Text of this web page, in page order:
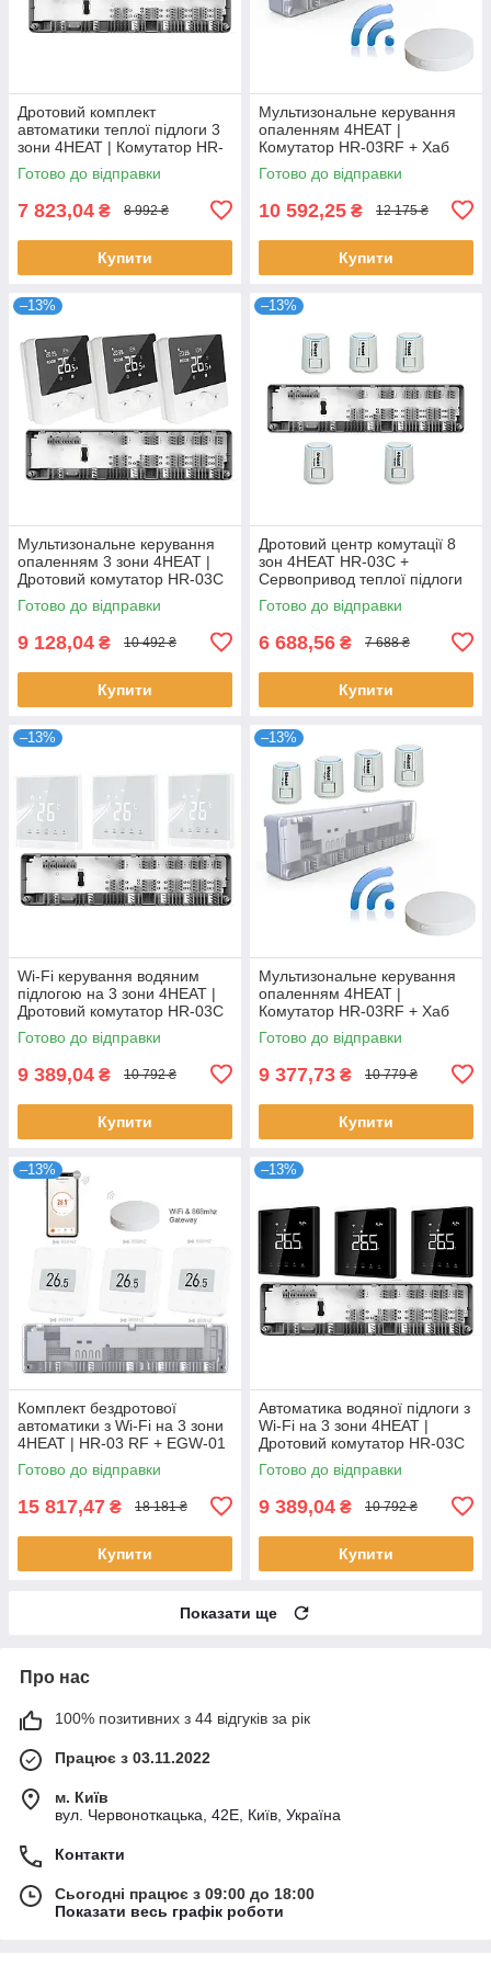
Дротовий комплект
автоматики теплої підлоги 3
зони 4HEAT | Комутатор HR-
03C + Терморегулятор HT-02
(3 шт)
Готово до відправки
7 823,04 ₴ 8 992 ₴
Купити
Мультизональне керування
опаленням 4HEAT |
Комутатор HR-03RF + Хаб
EGW01 + Сервопривод ATR
(6 шт.)
Готово до відправки
10 592,25 ₴ 12 175 ₴
Купити
–13%
Мультизональне керування
опаленням 3 зони 4HEAT |
Дротовий комутатор HR-03C
+ Терморегулятор HT-25 (3
шт)
Готово до відправки
9 128,04 ₴ 10 492 ₴
Купити
–13%
Дротовий центр комутації 8
зон 4HEAT HR-03C +
Сервопривод теплої підлоги
4HT.ATR (5 шт.)
Готово до відправки
6 688,56 ₴ 7 688 ₴
Купити
–13%
Wi-Fi керування водяним
підлогою на 3 зони 4HEAT |
Дротовий комутатор HR-03C
+ Регулятор АЕ-667.WF (3
шт.)
Готово до відправки
9 389,04 ₴ 10 792 ₴
Купити
–13%
Мультизональне керування
опаленням 4HEAT |
Комутатор HR-03RF + Хаб
EGW01 + Сервопривод ATR
(4 шт.)
Готово до відправки
9 377,73 ₴ 10 779 ₴
Купити
–13%
Комплект бездротової
автоматики з Wi-Fi на 3 зони
4HEAT | HR-03 RF + EGW-01
+ WT-75W Sender (3 шт.)
Готово до відправки
15 817,47 ₴ 18 181 ₴
Купити
–13%
Автоматика водяної підлоги з
Wi-Fi на 3 зони 4HEAT |
Дротовий комутатор HR-03C
+ Регулятор АЕ-669B WF (3
шт.)
Готово до відправки
9 389,04 ₴ 10 792 ₴
Купити
Показати ще
Про нас
100% позитивних з 44 відгуків за рік
Працює з 03.11.2022
м. Київ
вул. Червоноткацька, 42Е, Київ, Україна
Контакти
Сьогодні працює з 09:00 до 18:00
Показати весь графік роботи